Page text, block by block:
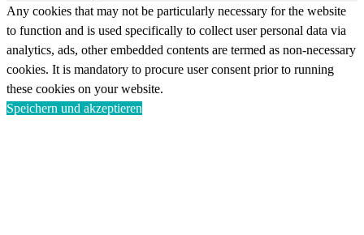
Any cookies that may not be particularly necessary for the website
to function and is used specifically to collect user personal data via
analytics, ads, other embedded contents are termed as non-necessary
cookies. It is mandatory to procure user consent prior to running
these cookies on your website.
Speichern und akzeptieren